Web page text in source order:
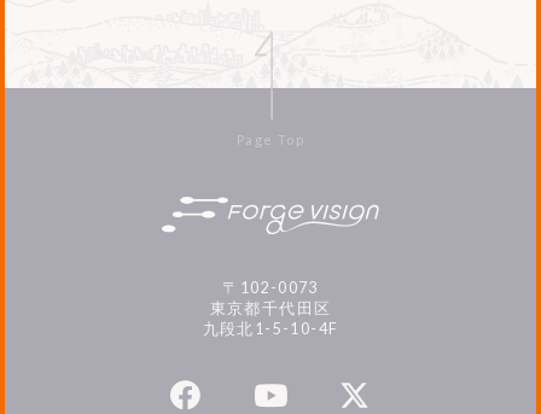
Page Top
〒102-0073
東京都千代田区
九段北1-5-10-4F